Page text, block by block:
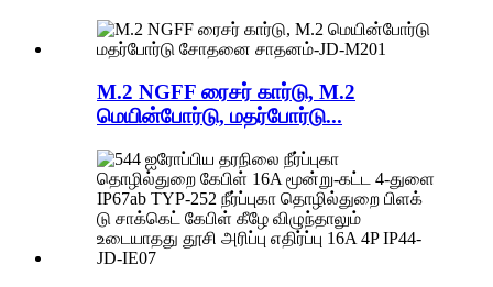
M.2 NGFF ரைசர் கார்டு, M.2
மெயின்போர்டு, மதர்போர்டு...